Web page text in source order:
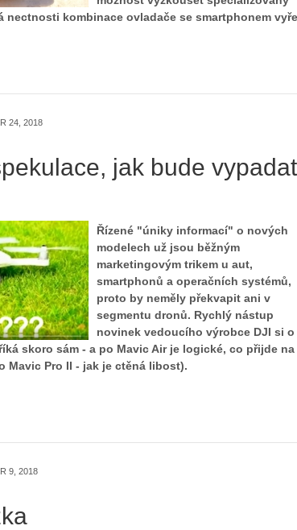
nectnosti kombinace ovladače se smartphonem
24, 2018
jak bude vypadat
Řízené "úniky informací" o nových
modelech už jsou běžným
marketingovým trikem u aut,
smartphonů a operačních systémů,
proto by neměly překvapit ani v
segmentu dronů. Rychlý nástup
novinek vedoucího výrobce DJI si o
skoro sám - a po Mavic Air je logické, co přijde na
Mavic Pro II - jak je ctěná libost).
9, 2018